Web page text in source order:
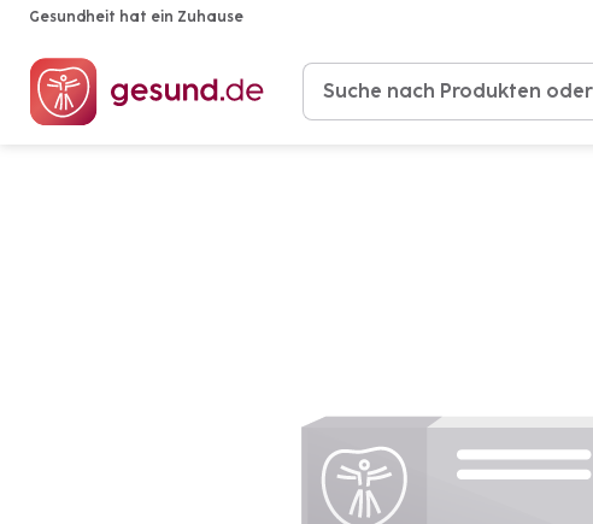
Gesundheit hat ein Zuhause